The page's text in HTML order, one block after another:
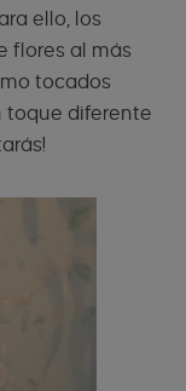
ello, los
flores al más
tocados
toque diferente